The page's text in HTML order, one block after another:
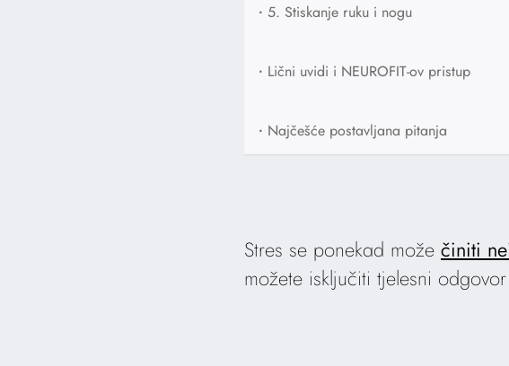
• 5. Stiskanje ruku i nogu
• Lični uvidi i NEUROFIT-ov pristup
• Najčešće postavljana pitanja
Stres se ponekad može činiti
možete isključiti tjelesni